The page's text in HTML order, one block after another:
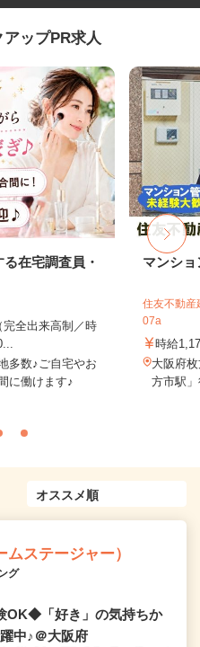
ップPR求人
在宅調査員・
全出来高制／時
数♪ご自宅やお
に働けます♪
マンシ
住友不動産
07a
時給
大阪府
方市駅
ステージャー）
グ
OK◆「好き」の気持ちか
中♪＠大阪府